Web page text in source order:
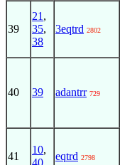
39
21 ,
35,
38
3eqtrd 2802
40 39 adantrr 729
41
10,
40
eqtrd 2798